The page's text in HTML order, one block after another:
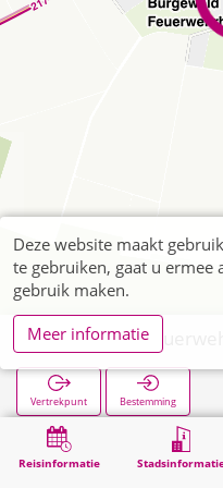
Reisinformatie
Bürgewald
Vertrekpunt Bestemming
Zoekopracht Bürgewald
Deze website maakt
te gebruiken, gaat u
gebruik maken.
Meer informatie